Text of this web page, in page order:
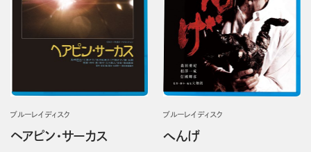
ブルーレイディスク
ヘアピン・サーカス
ブルーレイディスク
へんげ